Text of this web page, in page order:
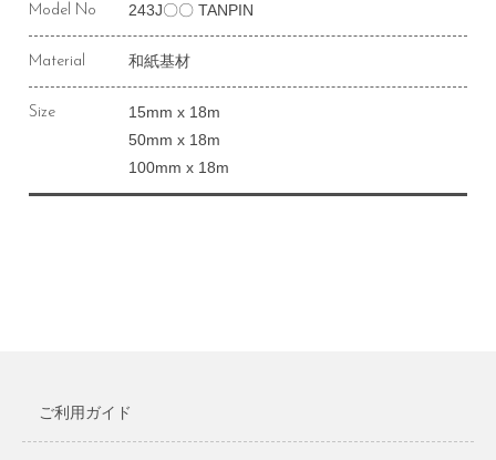
Model No 243J〇〇 TANPIN
Material 和紙基材
Size
15mm x 18m
50mm x 18m
100mm x 18m
ご利用ガイド